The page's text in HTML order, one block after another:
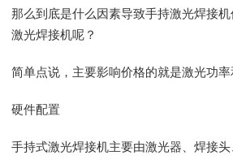
那么到底是什么因素导致手持激光焊接
激光焊接机呢？
简单点说，主要影响价格的就是激光功率
硬件配置
手持式激光焊接机主要由激光器、焊接